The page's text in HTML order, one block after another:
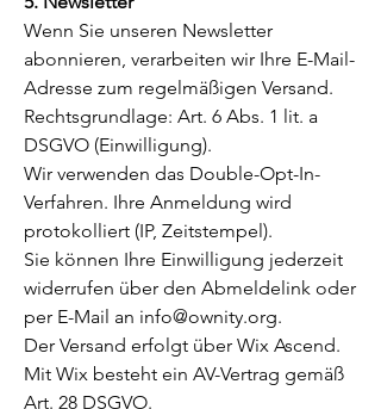
Wenn Sie unseren Newsletter
abonnieren, verarbeiten wir Ihre E-Mail-
Adresse zum regelmäßigen Versand.
Rechtsgrundlage: Art. 6 Abs. 1 lit. a
DSGVO (Einwilligung).
Wir verwenden das Double-Opt-In-
Verfahren. Ihre Anmeldung wird
protokolliert (IP, Zeitstempel).
Sie können Ihre Einwilligung jederzeit
widerrufen über den Abmeldelink oder
per E-Mail an info@ownity.org.
Der Versand erfolgt über Wix Ascend.
Mit Wix besteht ein AV-Vertrag gemäß
Art. 28 DSGVO.